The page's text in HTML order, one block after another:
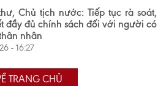
Chủ tịch nước: Tiếp tục rà soát,
đầy đủ chính sách đối với người có
nhân
- 16:27
TRANG CHỦ